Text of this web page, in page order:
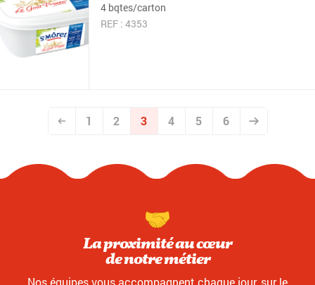
4 bqtes/carton
REF : 4353
1 2 3 4 5 6
La proximité au cœur
de notre métier
Nos équipes vous accompagnent chaque jour, sur le